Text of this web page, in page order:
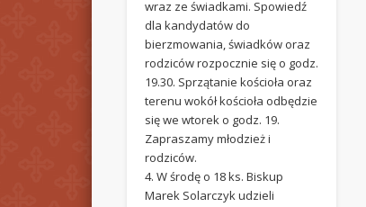
wraz ze świadkami. Spowiedź
dla kandydatów do
bierzmowania, świadków oraz
rodziców rozpocznie się o godz.
19.30. Sprzątanie kościoła oraz
terenu wokół kościoła odbędzie
się we wtorek o godz. 19.
Zapraszamy młodzież i
rodziców.
4. W środę o 18 ks. Biskup
Marek Solarczyk udzieli